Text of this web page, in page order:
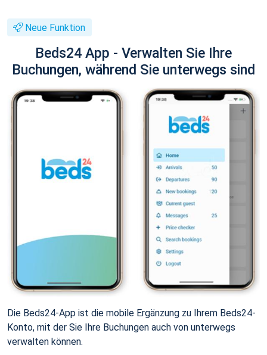
Neue Funktion
Beds24 App - Verwalten Sie Ihre
Buchungen, während Sie unterwegs sind
Die Beds24-App ist die mobile Ergänzung zu Ihrem Beds24-
Konto, mit der Sie Ihre Buchungen auch von unterwegs
verwalten können.